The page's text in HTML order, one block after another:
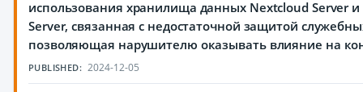
использования хранилища данных Nextcloud Server
Server, связанная с недостаточной защитой
позволяющая нарушителю оказывать влияние на
PUBLISHED: 2024-12-05